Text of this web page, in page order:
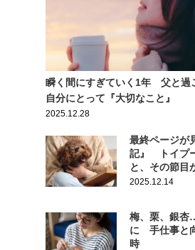
瞬く間にすぎていく1年 父と過
自分にとって『大切なこと』
2025.12.28
最終ページが
記』 トイプ
と、その節目
2025.12.14
梅、栗、銀杏
に 手仕事と
時